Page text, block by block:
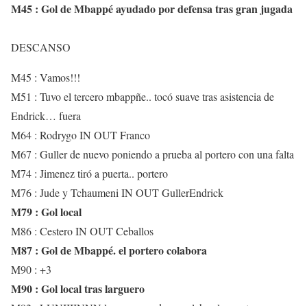
M45 : Gol de Mbappé ayudado por defensa tras gran jugada
DESCANSO
M45 : Vamos!!!
M51 : Tuvo el tercero mbappñe.. tocó suave tras asistencia de
Endrick… fuera
M64 : Rodrygo IN OUT Franco
M67 : Guller de nuevo poniendo a prueba al portero con una falta
M74 : Jimenez tiró a puerta.. portero
M76 : Jude y Tchaumeni IN OUT GullerEndrick
M79 : Gol local
M86 : Cestero IN OUT Ceballos
M87 : Gol de Mbappé. el portero colabora
M90 : +3
M90 : Gol local tras larguero